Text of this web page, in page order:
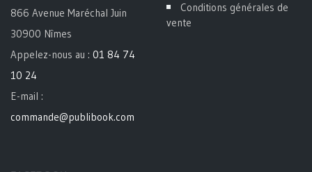
866 Avenue Maréchal Juin
30900 Nîmes
Appelez-nous au : 01 84 74
10 24
E-mail :
commande@publibook.com
Conditions générales de
vente